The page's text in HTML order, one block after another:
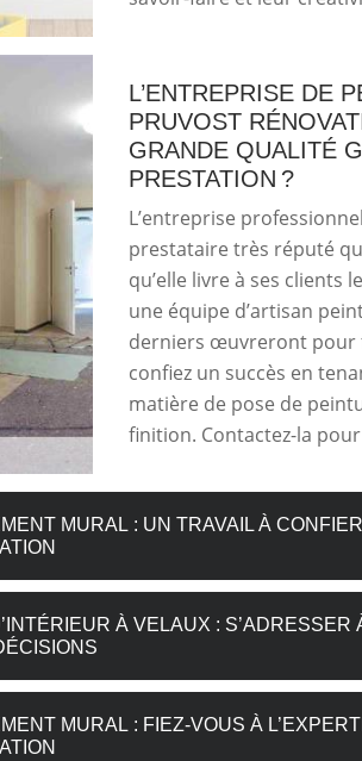
L’ENTREPRISE DE
PRUVOST
GRANDE QUALITÉ
PRESTATION ?
L’entreprise
prestataire très réputé
qu’elle livre à ses clients
une équipe d’artisan
derniers œuvreront pour
confiez un succès en
matière de pose de
finition. Contactez-la
MURAL : UN TRAVAIL À
À VELAUX :
MURAL : FIEZ-VOUS À